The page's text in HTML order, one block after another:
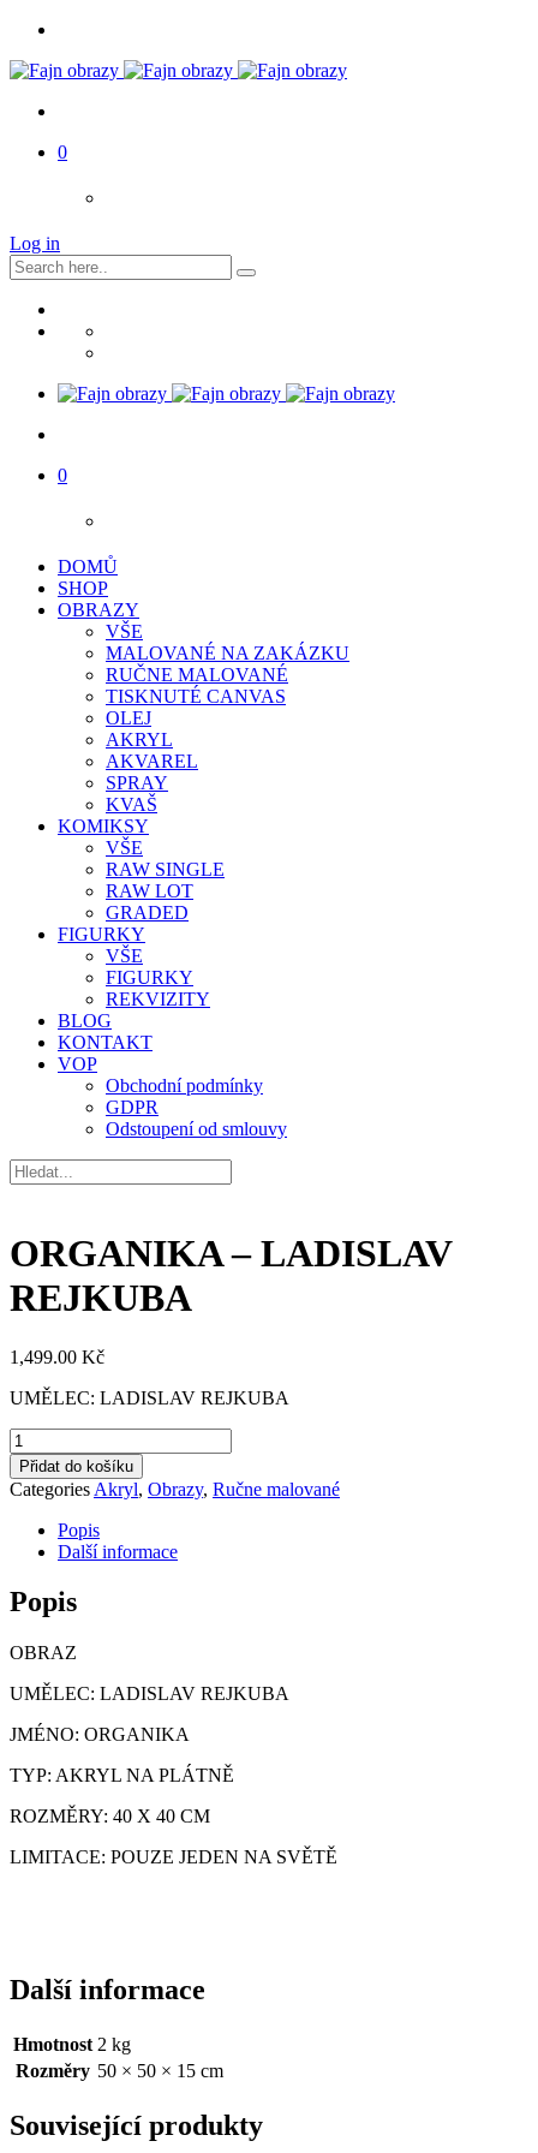
0
Log in
0
DOMŮ
SHOP
OBRAZY
VŠE
MALOVANÉ NA ZAKÁZKU
RUČNE MALOVANÉ
TISKNUTÉ CANVAS
OLEJ
AKRYL
AKVAREL
SPRAY
KVAŠ
KOMIKSY
VŠE
RAW SINGLE
RAW LOT
GRADED
FIGURKY
VŠE
FIGURKY
REKVIZITY
BLOG
KONTAKT
VOP
Obchodní podmínky
GDPR
Odstoupení od smlouvy
ORGANIKA – LADISLAV
REJKUBA
1,499.00 Kč
UMĚLEC: LADISLAV REJKUBA
ORGANIKA
-
LADISLAV
REJKUBA
množství
Přidat do košíku
Categories Akryl, Obrazy, Ručne malované
Popis
Další informace
Popis
OBRAZ
UMĚLEC: LADISLAV REJKUBA
JMÉNO: ORGANIKA
TYP: AKRYL NA PLÁTNĚ
ROZMĚRY: 40 X 40 CM
LIMITACE: POUZE JEDEN NA SVĚTĚ
Další informace
Hmotnost 2 kg
Rozměry 50 × 50 × 15 cm
Související produkty